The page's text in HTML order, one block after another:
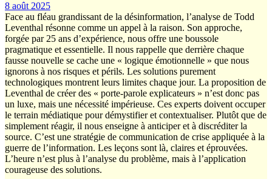
8 août 2025
Face au fléau grandissant de la désinformation, l’analyse de Todd
Leventhal résonne comme un appel à la raison. Son approche,
forgée par 25 ans d’expérience, nous offre une boussole
pragmatique et essentielle. Il nous rappelle que derrière chaque
fausse nouvelle se cache une « logique émotionnelle » que nous
ignorons à nos risques et périls. Les solutions purement
technologiques montrent leurs limites chaque jour. La proposition de
Leventhal de créer des « porte-parole explicateurs » n’est donc pas
un luxe, mais une nécessité impérieuse. Ces experts doivent occuper
le terrain médiatique pour démystifier et contextualiser. Plutôt que de
simplement réagir, il nous enseigne à anticiper et à discréditer la
source. C’est une stratégie de communication de crise appliquée à la
guerre de l’information. Les leçons sont là, claires et éprouvées.
L’heure n’est plus à l’analyse du problème, mais à l’application
courageuse des solutions.